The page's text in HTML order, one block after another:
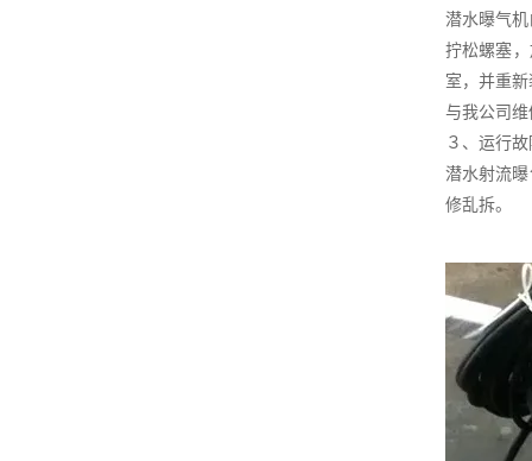
潜水曝气
拧松螺塞
室，并重
与我公司
３、运行
潜水射流
修乱拆。